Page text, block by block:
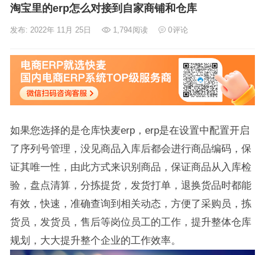
淘宝里的erp怎么对接到自家商铺和仓库
发布: 2022年 11月 25日 1,794阅读 0评论
如果您选择的是仓库快麦erp，erp是在设置中配置开启
了序列号管理，没见商品入库后都会进行商品编码，保
证其唯一性，由此方式来识别商品，保证商品从入库检
验，盘点清算，分拣提货，发货打单，退换货品时都能
有效，快速，准确查询到相关动态，方便了采购员，拣
货员，发货员，售后等岗位员工的工作，提升整体仓库
规划，大大提升整个企业的工作效率。